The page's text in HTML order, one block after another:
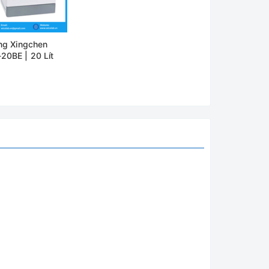
cửa
đĩa ,
Xingchen
| 20 Lít